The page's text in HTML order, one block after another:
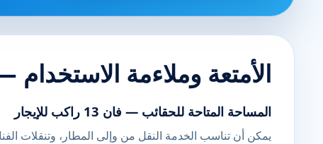
الأمتعة وملاءمة الاستخدام — فان 13
المساحة المتاحة للحقائب — فان 13 راكب للإيجار
يمكن أن تناسب الخدمة النقل من وإلى المطار، وتنقلات